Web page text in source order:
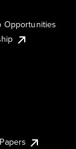
Opportunities